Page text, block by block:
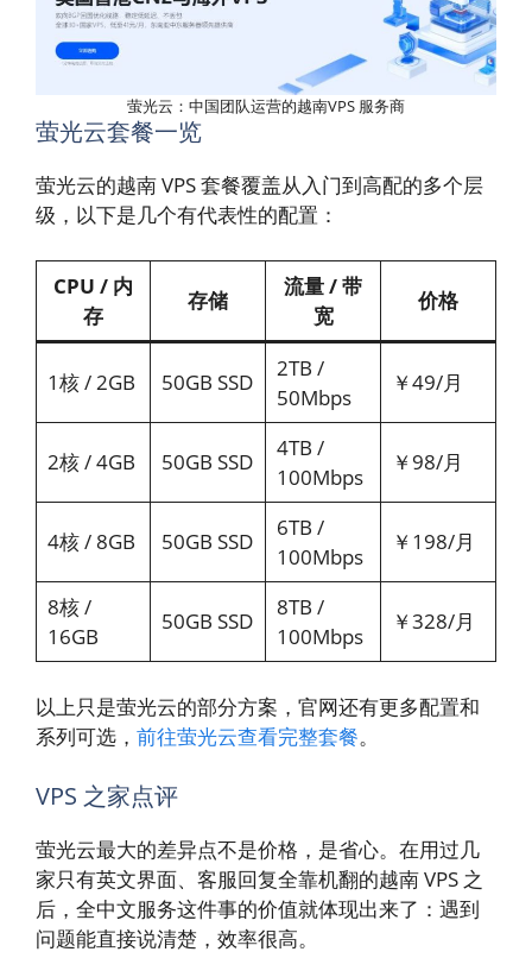
萤光云：中国团队运营的越南VPS 服务商
萤光云套餐一览
萤光云的越南 VPS 套餐覆盖从入门到高配的多个层
级，以下是几个有代表性的配置：
CPU / 内
存
存储
流量 / 带
宽
价格
1核 / 2GB 50GB SSD
2TB /
50Mbps
￥49/月
2核 / 4GB 50GB SSD
4TB /
100Mbps
￥98/月
4核 / 8GB 50GB SSD
6TB /
100Mbps
￥198/月
8核 /
16GB
50GB SSD
8TB /
100Mbps
￥328/月
以上只是萤光云的部分方案，官网还有更多配置和
系列可选， 前往萤光云查看完整套餐。
VPS 之家点评
萤光云最大的差异点不是价格，是省心。在用过几
家只有英文界面、客服回复全靠机翻的越南 VPS 之
后，全中文服务这件事的价值就体现出来了：遇到
问题能直接说清楚，效率很高。